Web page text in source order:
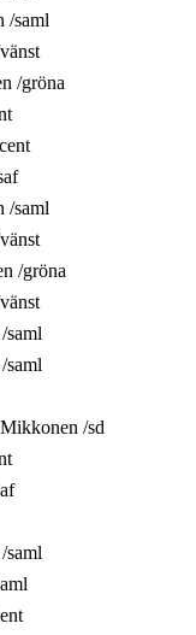
/saml
vänst
/gröna
cent
/saml
vänst
/gröna
vänst
/saml
/saml
Mikkonen /sd
/saml